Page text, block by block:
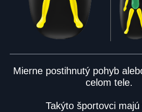
Mierne postihnutý pohyb
celom tele.
Takýto športovci majú